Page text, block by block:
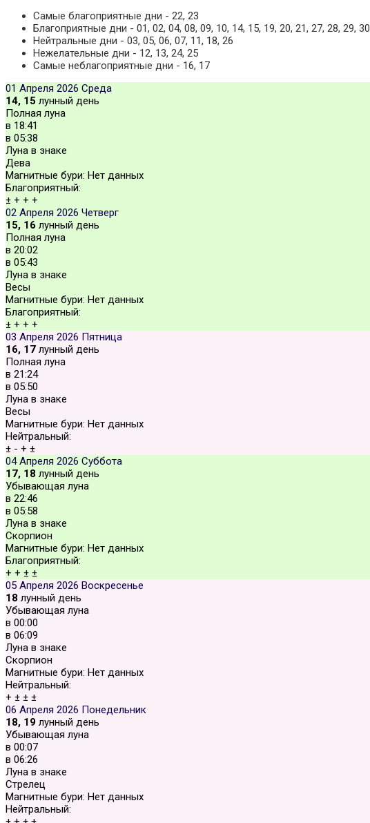
Самые благоприятные дни - 22, 23
Благоприятные дни - 01, 02, 04, 08, 09, 10, 14, 15, 19, 20, 21, 27, 28, 29, 30
Нейтральные дни - 03, 05, 06, 07, 11, 18, 26
Нежелательные дни - 12, 13, 24, 25
Самые неблагоприятные дни - 16, 17
01 Апреля 2026 Среда
14, 15 лунный день
Полная луна
в 18:41
в 05:38
Луна в знаке
Дева
Магнитные бури: Нет данных
Благоприятный:
± + + +
02 Апреля 2026 Четверг
15, 16 лунный день
Полная луна
в 20:02
в 05:43
Луна в знаке
Весы
Магнитные бури: Нет данных
Благоприятный:
± + + +
03 Апреля 2026 Пятница
16, 17 лунный день
Полная луна
в 21:24
в 05:50
Луна в знаке
Весы
Магнитные бури: Нет данных
Нейтральный:
± - + ±
04 Апреля 2026 Суббота
17, 18 лунный день
Убывающая луна
в 22:46
в 05:58
Луна в знаке
Скорпион
Магнитные бури: Нет данных
Благоприятный:
+ + ± ±
05 Апреля 2026 Воскресенье
18 лунный день
Убывающая луна
в 00:00
в 06:09
Луна в знаке
Скорпион
Магнитные бури: Нет данных
Нейтральный:
+ ± ± ±
06 Апреля 2026 Понедельник
18, 19 лунный день
Убывающая луна
в 00:07
в 06:26
Луна в знаке
Стрелец
Магнитные бури: Нет данных
Нейтральный: